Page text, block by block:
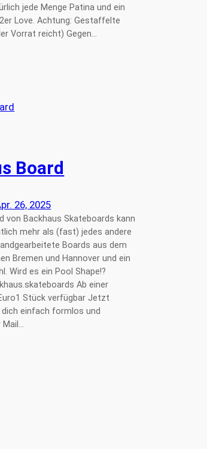
jede Menge Patina und ein
Love. Achtung: Gestaffelte
Vorrat reicht) Gegen…
Board
26, 2025
von Backhaus Skateboards kann
mehr als (fast) jedes andere
Boards aus dem
Bremen und Hannover und ein
Wird es ein Pool Shape!?
Ab einer
Stück verfügbar Jetzt
dich einfach formlos und
Mail…